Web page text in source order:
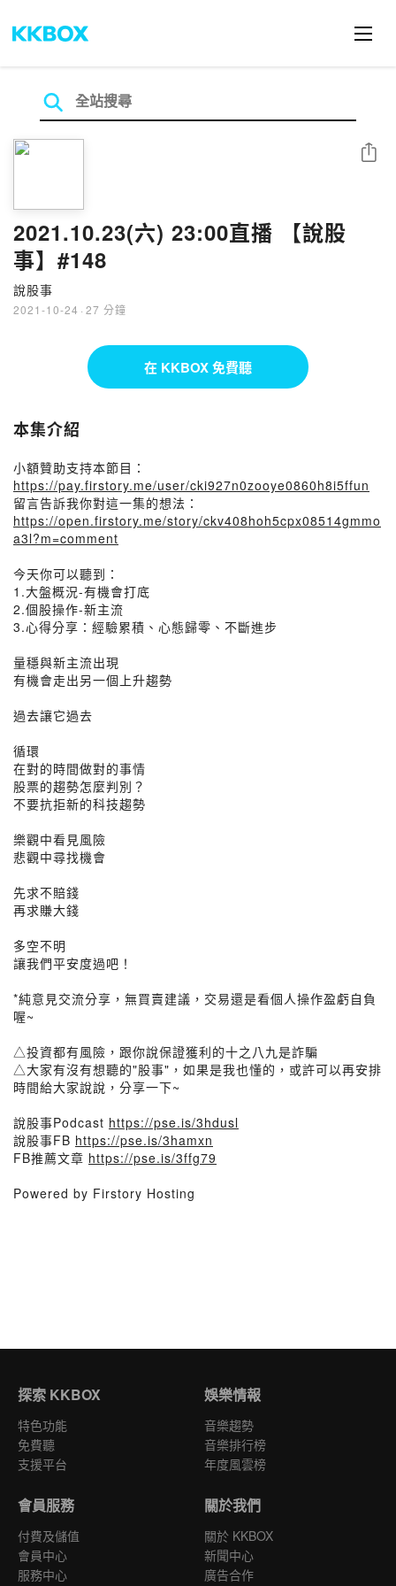
2021.10.23(六) 23:00直播 【說股
事】#148
說股事
2021-10-24 · 27 分鐘
分享
在 KKBOX 免費聽
本集介紹
小額贊助支持本節目：
https://pay.firstory.me/user/cki927n0zooye0860h8i5ffun
留言告訴我你對這一集的想法：
https://open.firstory.me/story/ckv408hoh5cpx08514gmmo
a3l?m=comment
今天你可以聽到：
1.大盤概況-有機會打底
2.個股操作-新主流
3.心得分享：經驗累積、心態歸零、不斷進步
量穩與新主流出現
有機會走出另一個上升趨勢
過去讓它過去
循環
在對的時間做對的事情
股票的趨勢怎麼判別？
不要抗拒新的科技趨勢
樂觀中看見風險
悲觀中尋找機會
先求不賠錢
再求賺大錢
多空不明
讓我們平安度過吧！
*純意見交流分享，無買賣建議，交易還是看個人操作盈虧自負
喔~
△投資都有風險，跟你說保證獲利的十之八九是詐騙
△大家有沒有想聽的"股事"，如果是我也懂的，或許可以再安排
時間給大家說說，分享一下~
說股事Podcast https://pse.is/3hdusl
說股事FB https://pse.is/3hamxn
FB推薦文章 https://pse.is/3ffg79
Powered by Firstory Hosting
探索 KKBOX
特色功能
免費聽
支援平台
娛樂情報
音樂趨勢
音樂排行榜
年度風雲榜
會員服務
付費及儲值
會員中心
服務中心
關於我們
關於 KKBOX
新聞中心
廣告合作